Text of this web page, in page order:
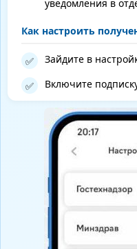
уведомления в
Как настроить
✅ Зайдите в
✅ Включите